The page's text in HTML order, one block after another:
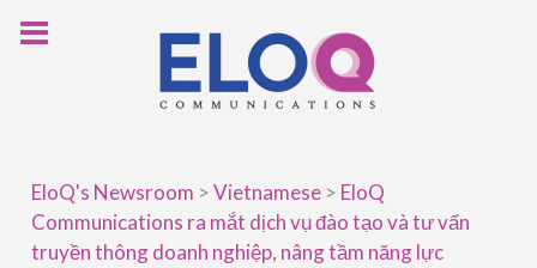
EloQ's Newsroom >Vietnamese > EloQ
Communications ra mắt dịch vụ đào tạo và tư vấn
truyền thông doanh nghiệp, nâng tầm năng lực